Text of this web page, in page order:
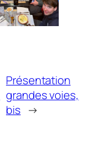
Présentation
grandes voies,
bis →